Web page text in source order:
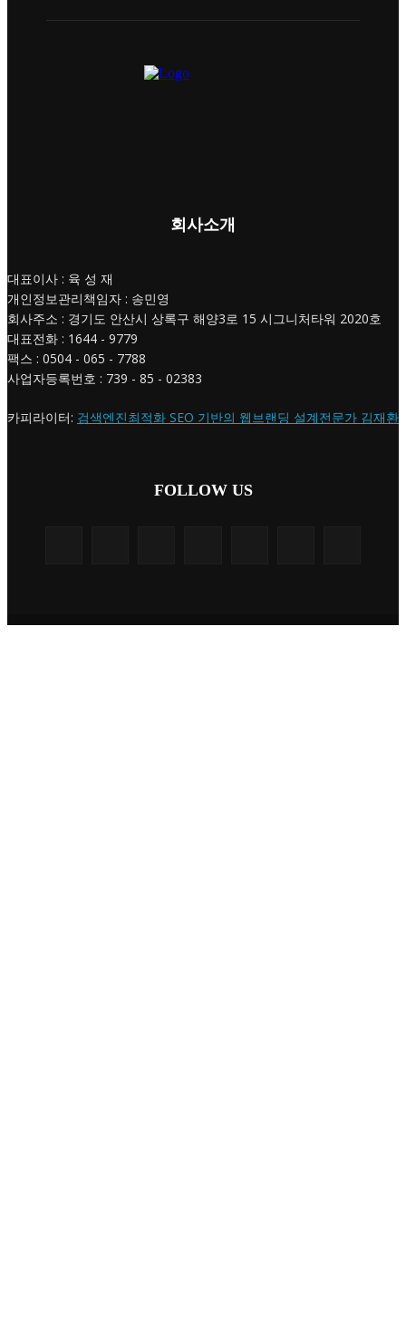
회사소개
대표이사 : 육 성 재
개인정보관리책임자 : 송민영
회사주소 : 경기도 안산시 상록구 해양3로 15 시그니처타워 2020호
대표전화 : 1644 - 9779
팩스 : 0504 - 065 - 7788
사업자등록번호 : 739 - 85 - 02383
카피라이터: 검색엔진최적화 SEO 기반의 웹브랜딩 설계전문가 김재환
FOLLOW US